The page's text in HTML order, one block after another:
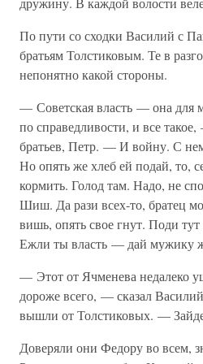
По пути со сходки Василий с
братьям Толстиковым. Те в
непонятно какой стороны.
— Советская власть — она для
по справедливости, и все
братьев, Петр. — И войну. С
Но опять же хлеб ей подай, то,
кормить. Голод там. Надо, не
Шиш. Да рази всех-то, братец
вишь, опять свое гнут. Поди
Ежли ты власть — дай мужику
— Этот от Ячменева недалеко
дороже всего, — сказал
вышли от Толстиковых. —
Доверяли они Федору во всем,